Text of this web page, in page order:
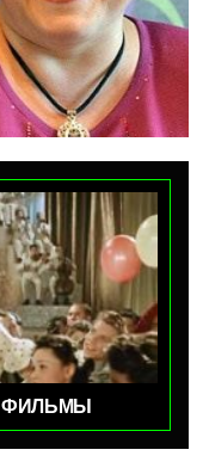
ФИЛЬМЫ